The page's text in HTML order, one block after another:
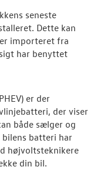
FACEBOOK
JOB OG
seneste
Dette kan
importeret fra
har benyttet
er der
der viser
både sælger og
batteri har
højvoltsteknikere
din bil.